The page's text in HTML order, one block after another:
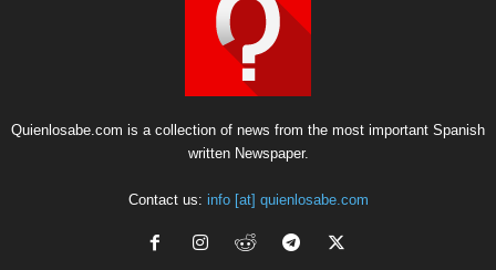
Quienlosabe.com is a collection of news from the most important Spanish
written Newspaper.
Contact us: info [at] quienlosabe.com